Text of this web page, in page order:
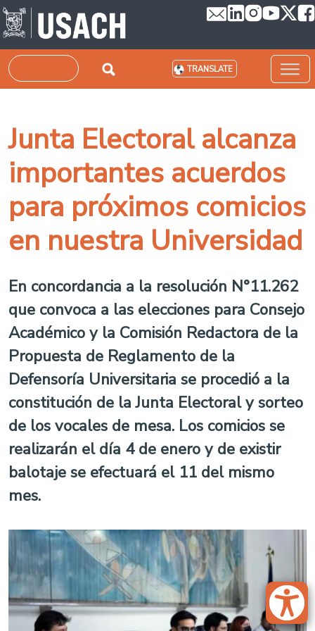
Skip to main content
Search TRANSLATE
Junta Electoral alcanza
importantes acuerdos
para próximos comicios
en nuestra Universidad
En concordancia a la resolución N°11.262
que convoca a las elecciones para Consejo
Académico y la Comisión Redactora de la
Propuesta de Reglamento de la
Defensoría Universitaria se procedió a la
constitución de la Junta Electoral y sorteo
de los vocales de mesa. Los comicios se
realizarán el día 4 de enero y de existir
balotaje se efectuará el 11 del mismo
mes.